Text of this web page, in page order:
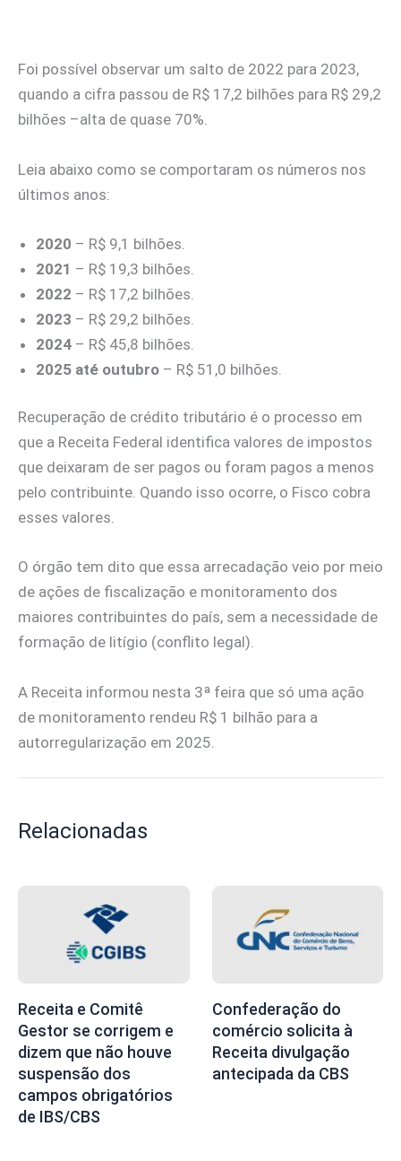
Foi possível observar um salto de 2022 para 2023,
quando a cifra passou de R$ 17,2 bilhões para R$ 29,2
bilhões –alta de quase 70%.
Leia abaixo como se comportaram os números nos
últimos anos:
2020 – R$ 9,1 bilhões.
2021 – R$ 19,3 bilhões.
2022 – R$ 17,2 bilhões.
2023 – R$ 29,2 bilhões.
2024 – R$ 45,8 bilhões.
2025 até outubro – R$ 51,0 bilhões.
Recuperação de crédito tributário é o processo em
que a Receita Federal identifica valores de impostos
que deixaram de ser pagos ou foram pagos a menos
pelo contribuinte. Quando isso ocorre, o Fisco cobra
esses valores.
O órgão tem dito que essa arrecadação veio por meio
de ações de fiscalização e monitoramento dos
maiores contribuintes do país, sem a necessidade de
formação de litígio (conflito legal).
A Receita informou nesta 3ª feira que só uma ação
de monitoramento rendeu R$ 1 bilhão para a
autorregularização em 2025.
Relacionadas
Receita e Comitê
Gestor se corrigem e
dizem que não houve
suspensão dos
campos obrigatórios
de IBS/CBS
Confederação do
comércio solicita à
Receita divulgação
antecipada da CBS